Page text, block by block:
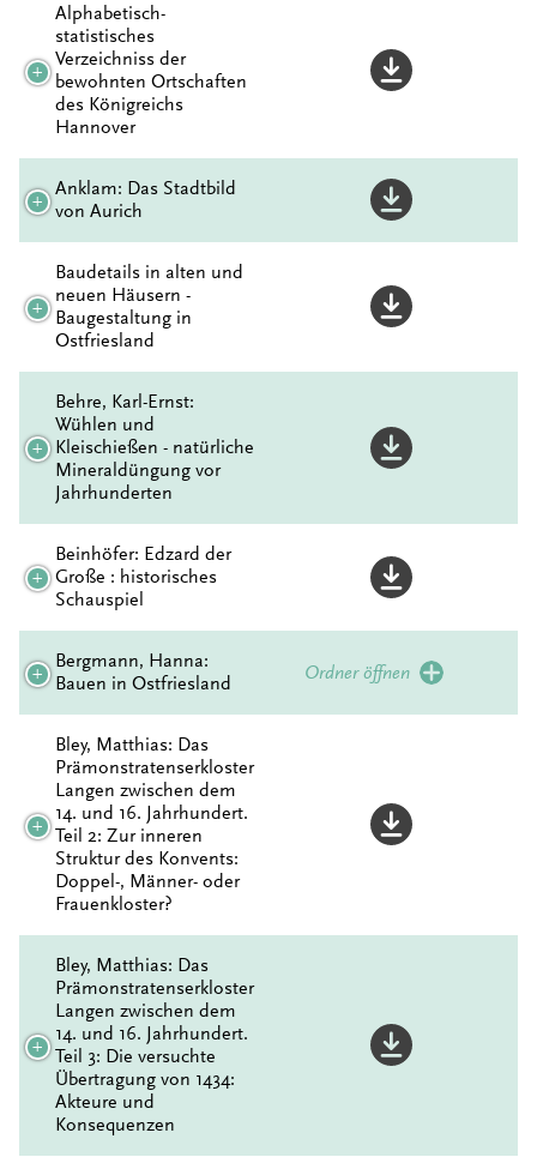
Alphabetisch-
statistisches
Verzeichniss der
bewohnten Ortschaften
des Königreichs
Hannover
Anklam: Das Stadtbild
von Aurich
Baudetails in alten und
neuen Häusern -
Baugestaltung in
Ostfriesland
Behre, Karl-Ernst:
Wühlen und
Kleischießen - natürliche
Mineraldüngung vor
Jahrhunderten
Beinhöfer: Edzard der
Große : historisches
Schauspiel
Bergmann, Hanna:
Bauen in Ostfriesland
Ordner öffnen
Bley, Matthias: Das
Prämonstratenserkloster
Langen zwischen dem
14. und 16. Jahrhundert.
Teil 2: Zur inneren
Struktur des Konvents:
Doppel-, Männer- oder
Frauenkloster?
Bley, Matthias: Das
Prämonstratenserkloster
Langen zwischen dem
14. und 16. Jahrhundert.
Teil 3: Die versuchte
Übertragung von 1434:
Akteure und
Konsequenzen